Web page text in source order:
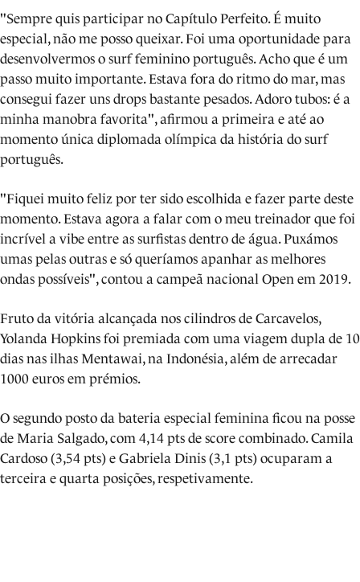
"Sempre quis participar no Capítulo Perfeito. É muito
especial, não me posso queixar. Foi uma oportunidade para
desenvolvermos o surf feminino português. Acho que é um
passo muito importante. Estava fora do ritmo do mar, mas
consegui fazer uns drops bastante pesados. Adoro tubos: é a
minha manobra favorita", afirmou a primeira e até ao
momento única diplomada olímpica da história do surf
português.
"Fiquei muito feliz por ter sido escolhida e fazer parte deste
momento. Estava agora a falar com o meu treinador que foi
incrível a vibe entre as surfistas dentro de água. Puxámos
umas pelas outras e só queríamos apanhar as melhores
ondas possíveis", contou a campeã nacional Open em 2019.
Fruto da vitória alcançada nos cilindros de Carcavelos,
Yolanda Hopkins foi premiada com uma viagem dupla de 10
dias nas ilhas Mentawai, na Indonésia, além de arrecadar
1000 euros em prémios.
O segundo posto da bateria especial feminina ficou na posse
de Maria Salgado, com 4,14 pts de score combinado. Camila
Cardoso (3,54 pts) e Gabriela Dinis (3,1 pts) ocuparam a
terceira e quarta posições, respetivamente.